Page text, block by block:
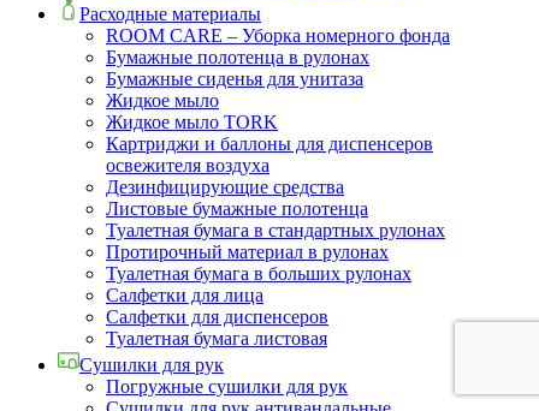
Расходные материалы
ROOM CARE – Уборка номерного фонда
Бумажные полотенца в рулонах
Бумажные сиденья для унитаза
Жидкое мыло
Жидкое мыло TORK
Картриджи и баллоны для диспенсеров
освежителя воздуха
Дезинфицирующие средства
Листовые бумажные полотенца
Туалетная бумага в стандартных рулонах
Протирочный материал в рулонах
Туалетная бумага в больших рулонах
Салфетки для лица
Салфетки для диспенсеров
Туалетная бумага листовая
Сушилки для рук
Погружные сушилки для рук